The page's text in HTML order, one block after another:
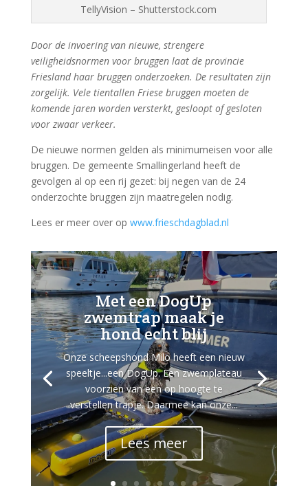
TellyVision – Shutterstock.com
Door de invoering van nieuwe, strengere
veiligheidsnormen voor bruggen laat de provincie
Friesland haar bruggen onderzoeken. De resultaten zijn
zorgelijk. Vele tientallen Friese bruggen moeten de
komende jaren worden versterkt, gesloopt of gesloten
voor zwaar verkeer.
De nieuwe normen gelden als minimumeisen voor alle
bruggen. De gemeente Smallingerland heeft de
gevolgen al op een rij gezet: bij negen van de 24
onderzochte bruggen zijn maatregelen nodig.
Lees er meer over op www.frieschdagblad.nl
Met een DogUp
zwemtrap maak je
hond echt blij
Onze scheepshond Milo heeft een nieuw
speeltje...een DogUp. Een zwemplateau
voorzien van een op hoogte te
verstellen trapje. Daarmee kan onze...
Lees meer